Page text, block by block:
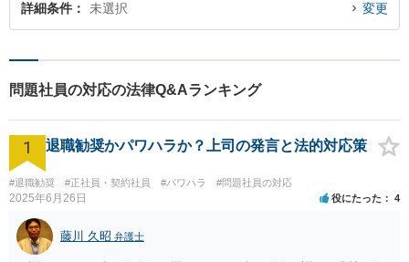
詳細条件 未選択 変更
問題社員の対応の法律Q&Aランキング
1 退職勧奨かパワハラか？上司の発言と法的対応策
#退職勧奨 #正社員・契約社員 #パワハラ #問題社員の対応
2025年6月26日 役にたった 4
藤川 久昭 弁護士